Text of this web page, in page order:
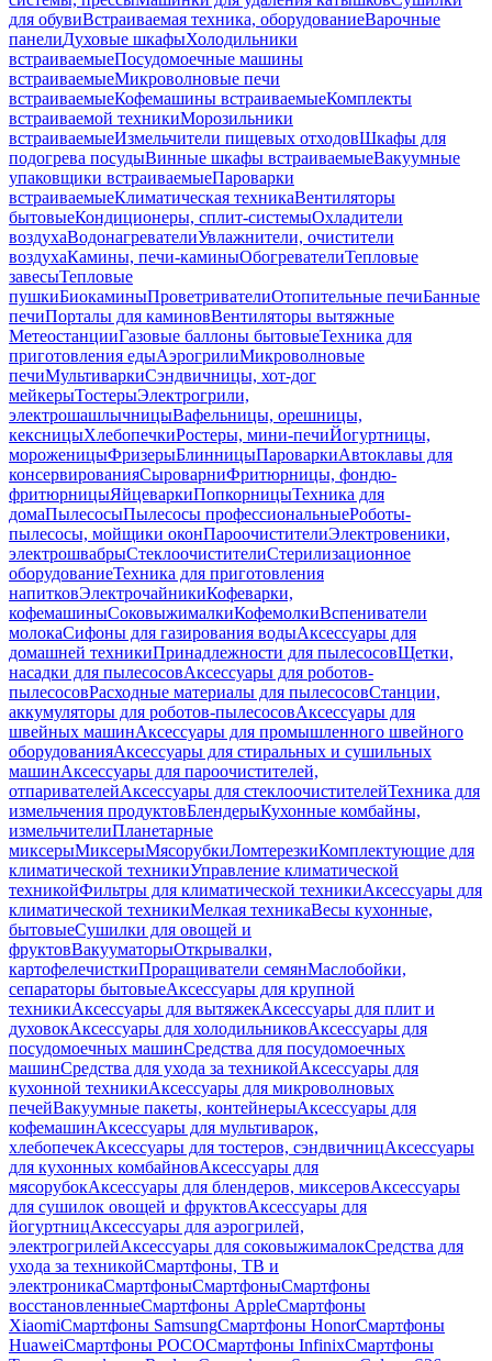
для обувиВстраиваемая техника, оборудованиеВарочные
панелиДуховые шкафыХолодильники
встраиваемыеПосудомоечные машины
встраиваемыеМикроволновые печи
встраиваемыеКофемашины встраиваемыеКомплекты
встраиваемой техникиМорозильники
встраиваемыеИзмельчители пищевых отходовШкафы для
подогрева посудыВинные шкафы встраиваемыеВакуумные
упаковщики встраиваемыеПароварки
встраиваемыеКлиматическая техникаВентиляторы
бытовыеКондиционеры, сплит-системыОхладители
воздухаВодонагревателиУвлажнители, очистители
воздухаКамины, печи-каминыОбогревателиТепловые
завесыТепловые
пушкиБиокаминыПроветривателиОтопительные печиБанные
печиПорталы для каминовВентиляторы вытяжные
МетеостанцииГазовые баллоны бытовыеТехника для
приготовления едыАэрогрилиМикроволновые
печиМультиваркиСэндвичницы, хот-дог
мейкерыТостерыЭлектрогрили,
электрошашлычницыВафельницы, орешницы,
кексницыХлебопечкиРостеры, мини-печиЙогуртницы,
мороженицыФризерыБлинницыПароваркиАвтоклавы для
консервированияСыроварниФритюрницы, фондю-
фритюрницыЯйцеваркиПопкорницыТехника для
домаПылесосыПылесосы профессиональныеРоботы-
пылесосы, мойщики оконПароочистителиЭлектровеники,
электрошвабрыСтеклоочистителиСтерилизационное
оборудованиеТехника для приготовления
напитковЭлектрочайникиКофеварки,
кофемашиныСоковыжималкиКофемолкиВспениватели
молокаСифоны для газирования водыАксессуары для
домашней техникиПринадлежности для пылесосовЩетки,
насадки для пылесосовАксессуары для роботов-
пылесосовРасходные материалы для пылесосовСтанции,
аккумуляторы для роботов-пылесосовАксессуары для
швейных машинАксессуары для промышленного швейного
оборудованияАксессуары для стиральных и сушильных
машинАксессуары для пароочистителей,
отпаривателейАксессуары для стеклоочистителейТехника для
измельчения продуктовБлендерыКухонные комбайны,
измельчителиПланетарные
миксерыМиксерыМясорубкиЛомтерезкиКомплектующие для
климатической техникиУправление климатической
техникойФильтры для климатической техникиАксессуары для
климатической техникиМелкая техникаВесы кухонные,
бытовыеСушилки для овощей и
фруктовВакууматорыОткрывалки,
картофелечисткиПроращиватели семянМаслобойки,
сепараторы бытовыеАксессуары для крупной
техникиАксессуары для вытяжекАксессуары для плит и
духовокАксессуары для холодильниковАксессуары для
посудомоечных машинСредства для посудомоечных
машинСредства для ухода за техникойАксессуары для
кухонной техникиАксессуары для микроволновых
печейВакуумные пакеты, контейнерыАксессуары для
кофемашинАксессуары для мультиварок,
хлебопечекАксессуары для тостеров, сэндвичницАксессуары
для кухонных комбайновАксессуары для
мясорубокАксессуары для блендеров, миксеровАксессуары
для сушилок овощей и фруктовАксессуары для
йогуртницАксессуары для аэрогрилей,
электрогрилейАксессуары для соковыжималокСредства для
ухода за техникойСмартфоны, ТВ и
электроникаСмартфоныСмартфоныСмартфоны
восстановленныеСмартфоны AppleСмартфоны
XiaomiСмартфоны SamsungСмартфоны HonorСмартфоны
HuaweiСмартфоны POCOСмартфоны InfinixСмартфоны